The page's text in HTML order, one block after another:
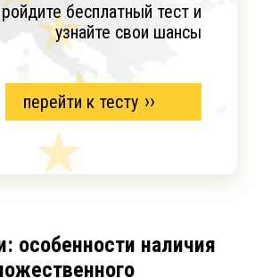
бесплатный тест и
узнайте свои шансы
перейти к тесту
особенности наличия